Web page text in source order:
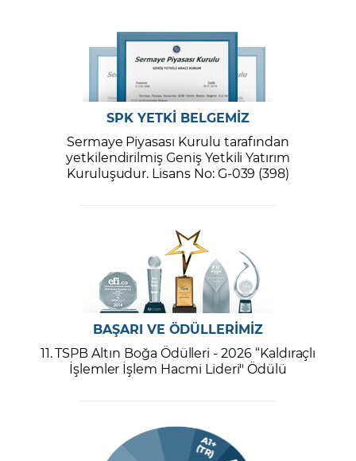
SPK YETKİ BELGEMİZ
Sermaye Piyasası Kurulu tarafından
yetkilendirilmiş Geniş Yetkili Yatırım
Kuruluşudur. Lisans No: G-039 (398)
BAŞARI VE ÖDÜLLERİMİZ
11. TSPB Altın Boğa Ödülleri - 2026 “Kaldıraçlı
İşlemler İşlem Hacmi Lideri" Ödülü